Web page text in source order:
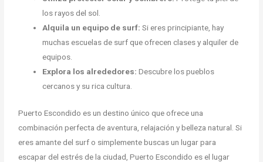
los rayos del sol.
Alquila un equipo de surf: Si eres principiante, hay
muchas escuelas de surf que ofrecen clases y alquiler de
equipos.
Explora los alrededores: Descubre los pueblos
cercanos y su rica cultura.
Puerto Escondido es un destino único que ofrece una
combinación perfecta de aventura, relajación y belleza natural. Si
eres amante del surf o simplemente buscas un lugar para
escapar del estrés de la ciudad, Puerto Escondido es el lugar